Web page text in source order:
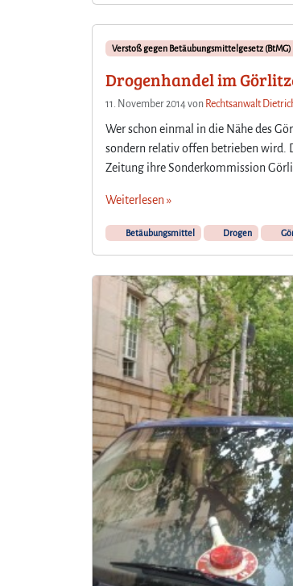
Verstoß gegen Betäubungsmittelgesetz (BtMG)
Drogenhandel im
11. November 2014von Rechtsanwalt
Wer schon einmal in die Nähe des
sondern relativ offen betrieben wird.
Zeitung ihre Sonderkommission
Weiterlesen »
Betäubungsmittel Drogen